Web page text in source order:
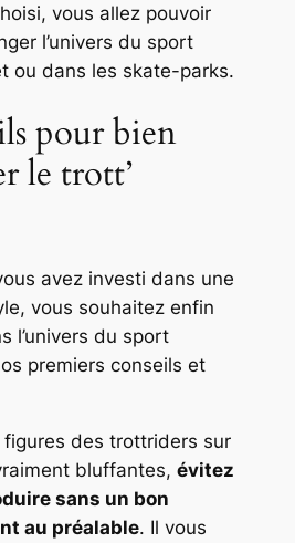
vous allez pouvoir
l’univers du sport
ou dans les skate-parks.
pour bien
le trott’
avez investi dans une
vous souhaitez enfin
l’univers du sport
premiers conseils et
figures des trottriders sur
bluffantes, évitez
sans un bon
au préalable. Il vous